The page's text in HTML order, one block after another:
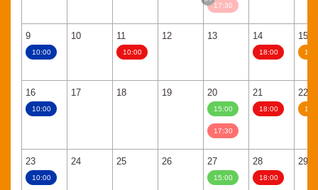
17:30
9
10:00
10 11
10:00
12 13 14
18:00
15
16
10:00
17 18 19 20
15:00
17:30
21
18:00
22
23
10:00
24 25 26 27
15:00
28
18:00
29